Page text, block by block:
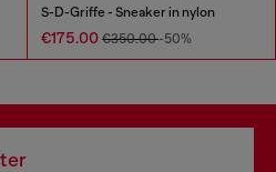
S-D-Griffe - Sneaker in nylon
€175.00 €350.00-50%